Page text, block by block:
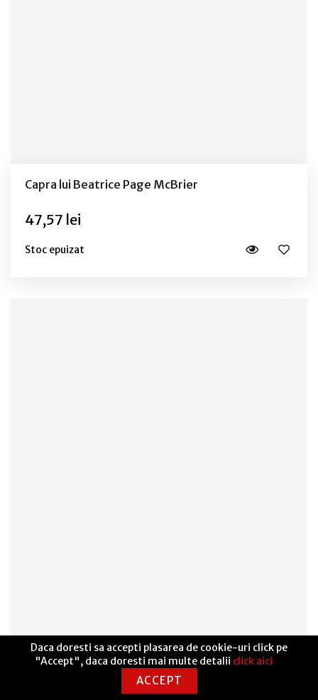
Daca doresti sa accepti plasarea de cookie-uri click pe
"Accept", daca doresti mai multe detalii click aici
ACCEPT
Capra lui Beatrice Page McBrier
47,57 lei
Stoc epuizat